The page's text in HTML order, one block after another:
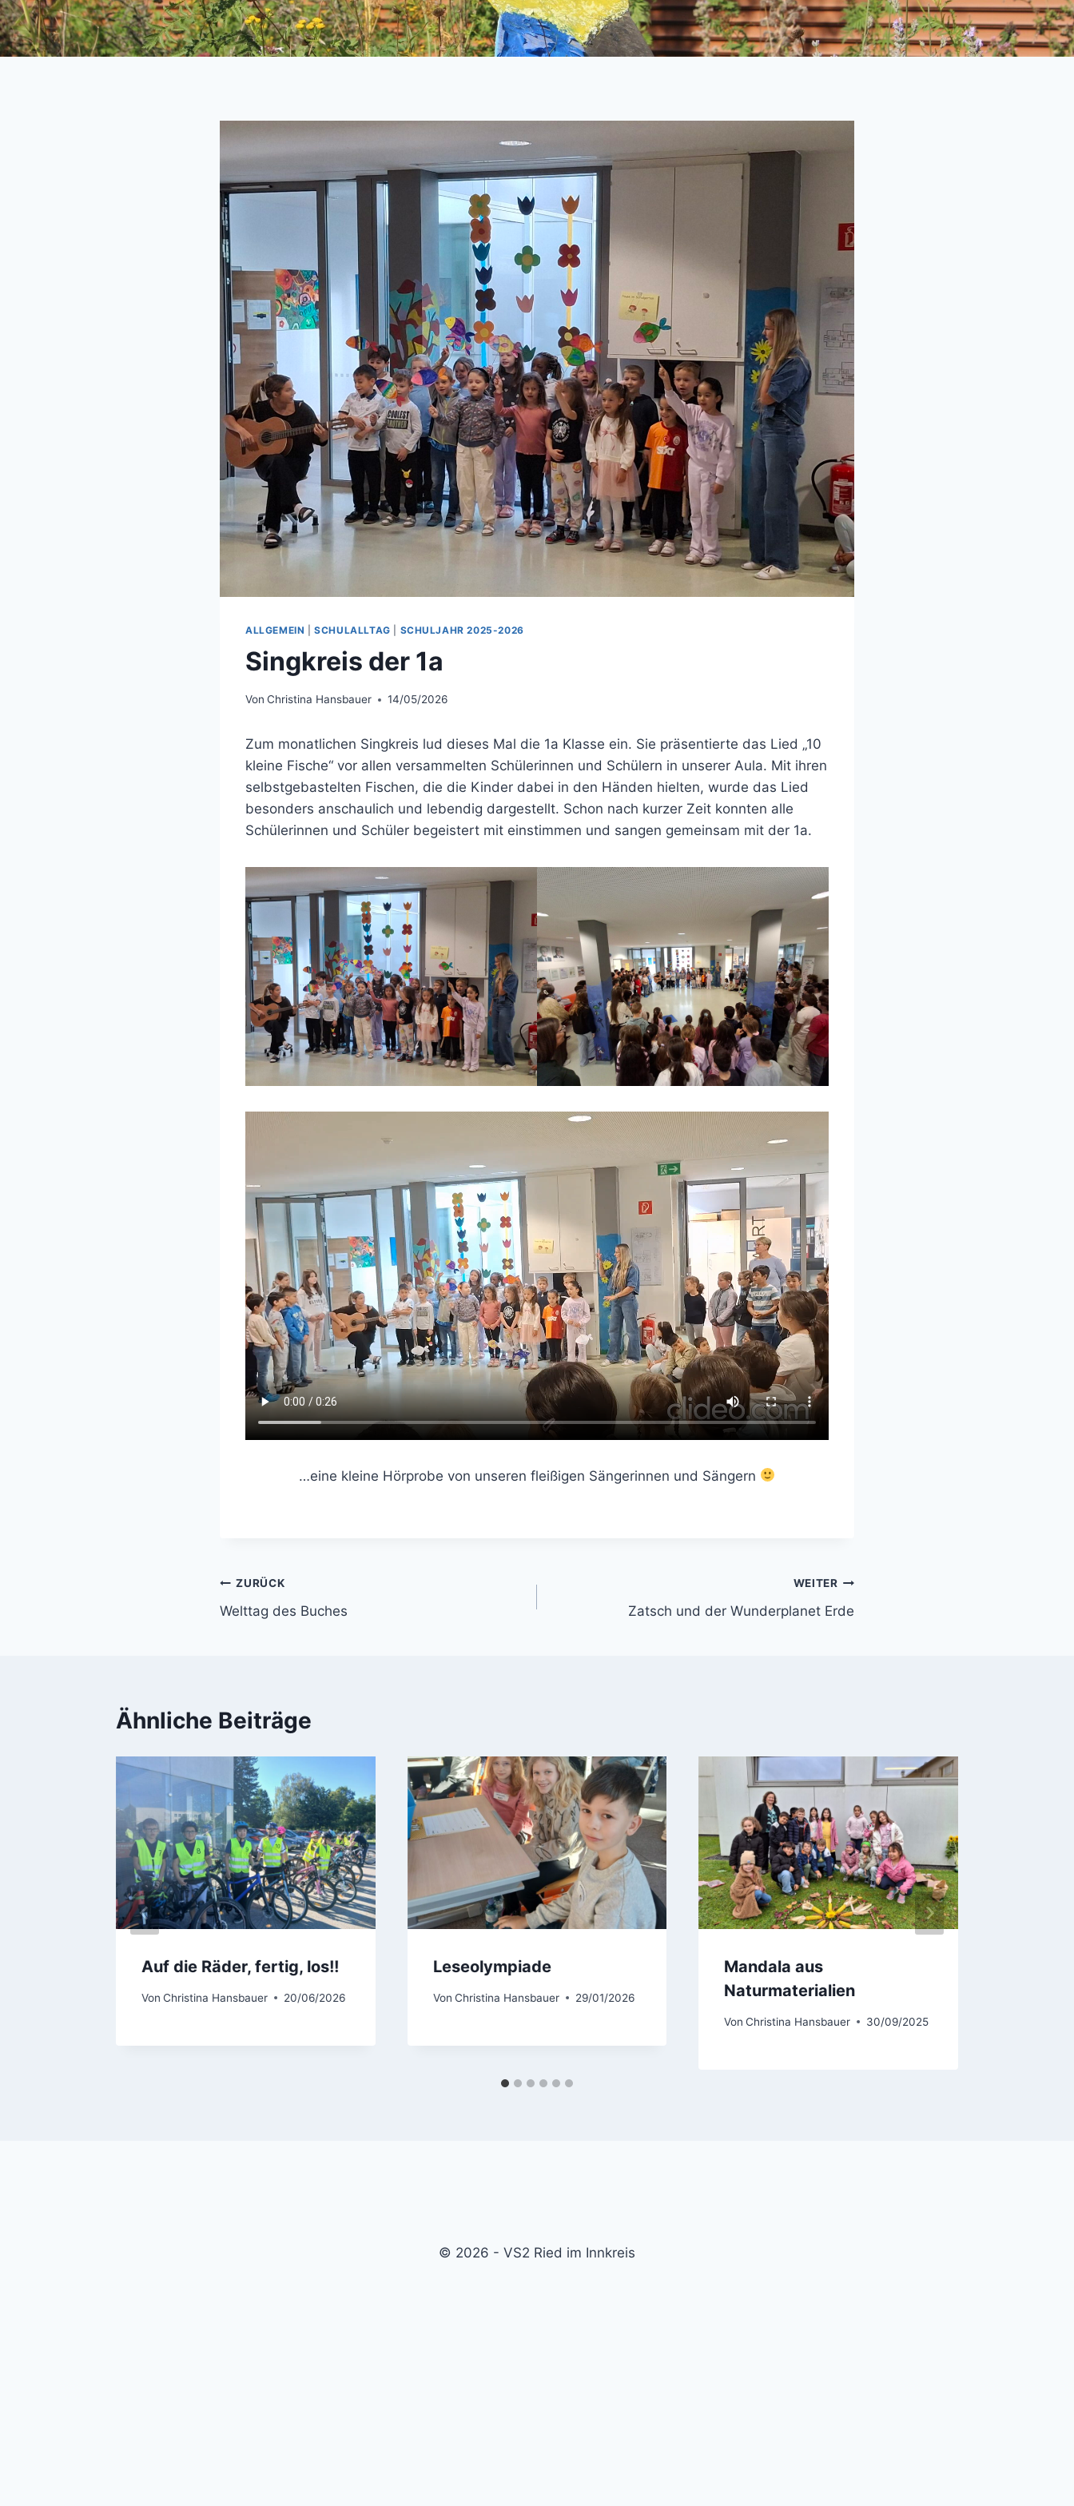
ALLGEMEIN |SCHULALLTAG SCHULJAHR 2025-2026
Singkreis der 1a
Von Christina Hansbauer 14/05/2026
Zum monatlichen Singkreis lud dieses Mal die 1a Klasse ein. Sie präsentierte das Lied „10
kleine Fische“ vor allen versammelten Schülerinnen und Schülern in unserer Aula. Mit ihren
selbstgebastelten Fischen, die die Kinder dabei in den Händen hielten, wurde das Lied
besonders anschaulich und lebendig dargestellt. Schon nach kurzer Zeit konnten alle
Schülerinnen und Schüler begeistert mit einstimmen und sangen gemeinsam mit der 1a.
…eine kleine Hörprobe von unseren fleißigen Sängerinnen und Sängern
Beitragsnavigation
ZURÜCK
Welttag des Buches
WEITER
Zatsch und der Wunderplanet Erde
Ähnliche Beiträge
Auf die Räder, fertig, los!!
Von Christina Hansbauer 20/06/2026
Leseolympiade
Von Christina Hansbauer 29/01/2026
Mandala aus
Naturmaterialien
Von Christina Hansbauer 30/09/2025
© 2026 - VS2 Ried im Innkreis